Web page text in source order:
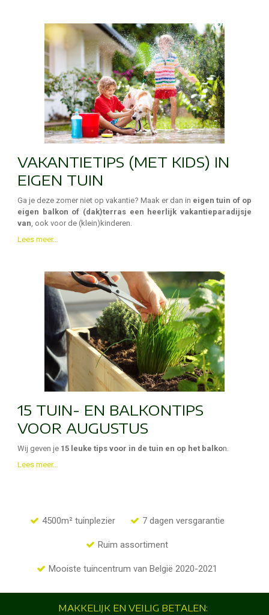
VAKANTIETIPS (MET KIDS) IN
EIGEN TUIN
Ga je deze zomer niet op vakantie? Maak er dan in eigen tuin of op
eigen balkon of (dak)terras een heerlijk vakantieparadijsje
van, ook voor de (klein)kinderen.
Lees meer...
15 TUIN- EN BALKONTIPS
VOOR AUGUSTUS
Wij geven je 15 leuke tips voor in de tuin en op het balkon.
Lees meer...
4500m² tuinplezier 7 dagen versgarantie
Ruim assortiment
Mooiste tuincentrum van België 2020-2021
MAKKELIJK EN VEILIG BETALEN: